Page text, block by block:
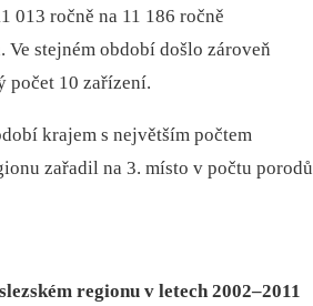
013 ročně na 11 186 ročně
stejném období došlo zároveň
počet 10 zařízení.
krajem s největším počtem
zařadil na 3. místo v počtu porodů
regionu v letech 2002–2011